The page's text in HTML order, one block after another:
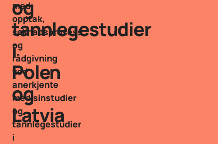
og
tannlegestudier
i
Polen
og
Latvia
med
opptak,
søknadsprosess
og
rådgivning
ved
anerkjente
medisinstudier
og
tannlegestudier
i